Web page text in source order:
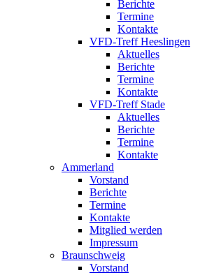
Berichte
Termine
Kontakte
VFD-Treff Heeslingen
Aktuelles
Berichte
Termine
Kontakte
VFD-Treff Stade
Aktuelles
Berichte
Termine
Kontakte
Ammerland
Vorstand
Berichte
Termine
Kontakte
Mitglied werden
Impressum
Braunschweig
Vorstand